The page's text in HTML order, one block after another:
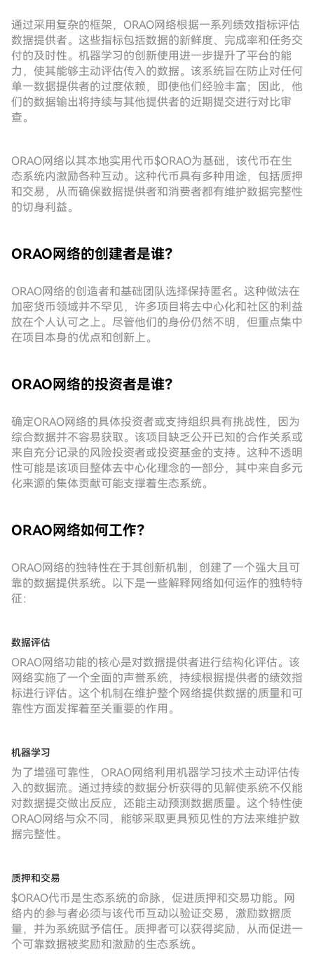
通过采用复杂的框架，ORAO网络根据一系列绩效指标评估
数据提供者。这些指标包括数据的新鲜度、完成率和任务交
付的及时性。机器学习的创新使用进一步提升了平台的能
力，使其能够主动评估传入的数据。该系统旨在防止对任何
单一数据提供者的过度依赖，即使他们经验丰富；因此，他
们的数据输出将持续与其他提供者的近期提交进行对比审
查。
ORAO网络以其本地实用代币$ORAO为基础，该代币在生
态系统内激励各种互动。这种代币具有多种用途，包括质押
和交易，从而确保数据提供者和消费者都有维护数据完整性
的切身利益。
ORAO网络的创建者是谁？
ORAO网络的创造者和基础团队选择保持匿名。这种做法在
加密货币领域并不罕见，许多项目将去中心化和社区的利益
放在个人认可之上。尽管他们的身份仍然不明，但重点集中
在项目本身的优点和创新上。
ORAO网络的投资者是谁？
确定ORAO网络的具体投资者或支持组织具有挑战性，因为
综合数据并不容易获取。该项目缺乏公开已知的合作关系或
来自充分记录的风险投资者或投资基金的支持。这种不透明
性可能是该项目整体去中心化理念的一部分，其中来自多元
化来源的集体贡献可能支撑着生态系统。
ORAO网络如何工作？
ORAO网络的独特性在于其创新机制，创建了一个强大且可
靠的数据提供系统。以下是一些解释网络如何运作的独特特
征：
数据评估
ORAO网络功能的核心是对数据提供者进行结构化评估。该
网络实施了一个全面的声誉系统，持续根据提供者的绩效指
标进行评估。这个机制在维护整个网络提供数据的质量和可
靠性方面发挥着至关重要的作用。
机器学习
为了增强可靠性，ORAO网络利用机器学习技术主动评估传
入的数据流。通过持续的数据分析获得的见解使系统不仅能
对数据提交做出反应，还能主动预测数据质量。这个特性使
ORAO网络与众不同，能够采取更具预见性的方法来维护数
据完整性。
质押和交易
$ORAO代币是生态系统的命脉，促进质押和交易功能。网
络内的参与者必须与该代币互动以验证交易，激励数据质
量，并为系统赋予信任。质押者可以获得奖励，从而促进一
个可靠数据被奖励和激励的生态系统。